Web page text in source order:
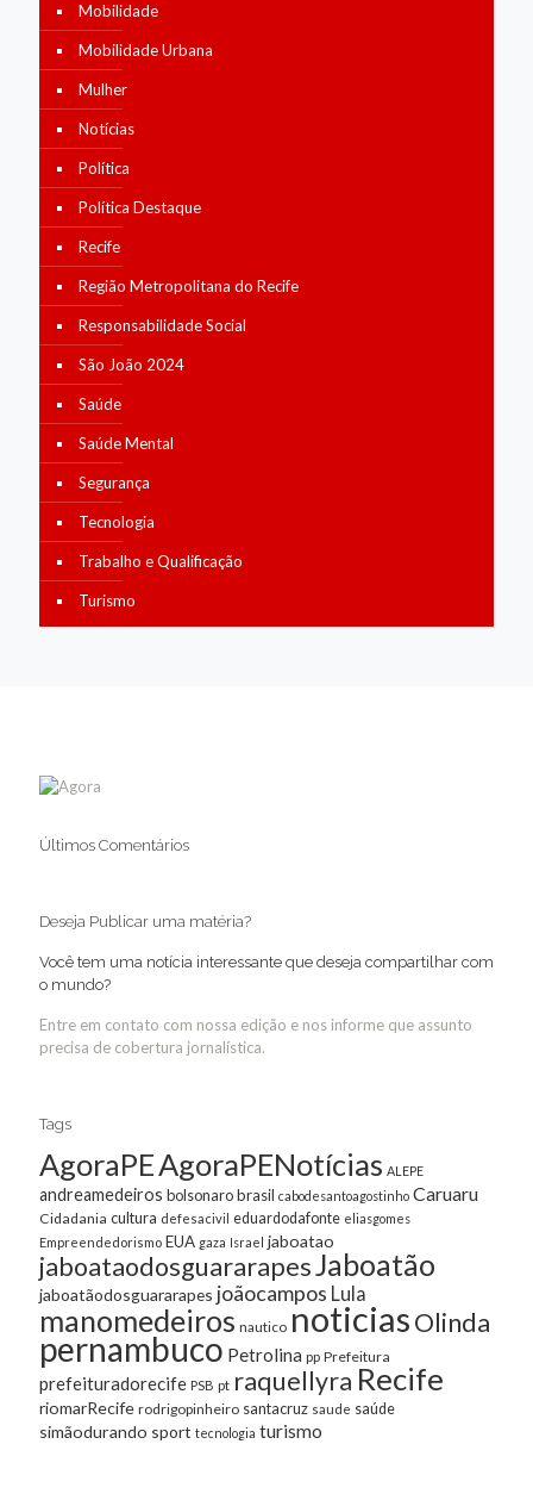
Mobilidade
Mobilidade Urbana
Mulher
Notícias
Política
Política Destaque
Recife
Região Metropolitana do Recife
Responsabilidade Social
São João 2024
Saúde
Saúde Mental
Segurança
Tecnologia
Trabalho e Qualificação
Turismo
Últimos Comentários
Deseja Publicar uma matéria?
Você tem uma notícia interessante que deseja compartilhar com
o mundo?
Entre em contato com nossa edição e nos informe que assunto
precisa de cobertura jornalística.
Tags
AgoraPEAgoraPENotícias ALEPE
andreamedeiros bolsonarobrasil cabodesantoagostinho Caruaru
Cidadania cultura defesacivil eduardodafonte eliasgomes
Empreendedorismo EUA gaza Israel jaboatao
jaboataodosguararapesJaboatão
jaboatãodosguararapes joãocampos Lula
manomedeiros nautico noticiasOlinda
pernambuco Petrolina pp Prefeitura
prefeituradorecife PSB pt raquellyra Recife
riomarRecife rodrigopinheiro santacruz saude saúde
simãodurando sport tecnologia turismo